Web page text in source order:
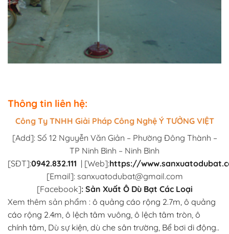
Thông tin liên hệ:
Công Ty TNHH Giải Pháp Công Nghệ Ý TƯỞNG VIỆT
[Add]: Số 12 Nguyễn Văn Giản – Phường Đông Thành –
TP Ninh Bình – Ninh Bình
[SĐT]:0942.832.111 | [Web]:https://
[Email]: sanxuatodubat@gmail.com
[Facebook]:Sản Xuất Ô Dù Bạt Các Loại
Xem thêm sản phẩm : ô quảng cáo rộng 2.7m ô quảng
cáo rộng 2.4m ô lệch tâm vuông ô lệch tâm tròn ô
chính tâm, Dù sự kiện dù che sân trường Bể bơi di động..